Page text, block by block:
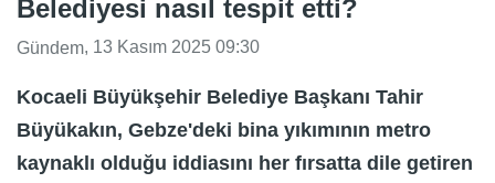
Belediyesi nasıl tespit etti?
Gündem, 13 Kasım 2025 09:30
Kocaeli Büyükşehir Belediye Başkanı Tahir
Büyükakın, Gebze'deki bina yıkımının metro
kaynaklı olduğu iddiasını her fırsatta dile getiren